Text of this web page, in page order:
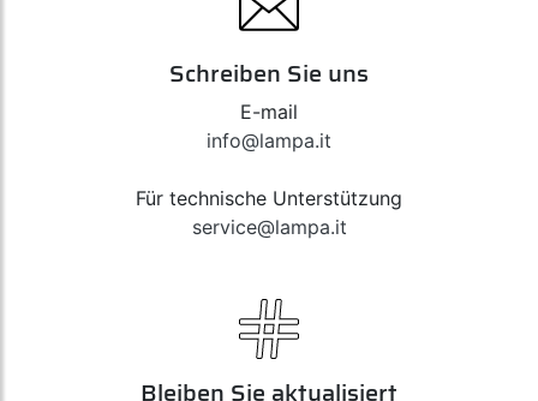
Art. N30433
Kit Anschlüsse (fix points) - 3 Schienen
Kit Anschlüsse (fix points) - 3 Schienen
Schreiben Sie uns
E-mail
info@lampa.it
Für technische Unterstützung
service@lampa.it
Bleiben Sie aktualisiert